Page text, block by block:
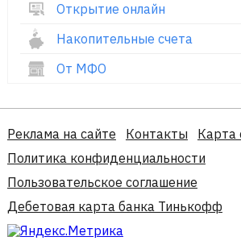
Открытие онлайн
Накопительные счета
От МФО
Реклама на сайте Контакты
Карта
Политика конфиденциальности
Пользовательское соглашение
Дебетовая карта банка Тинькофф